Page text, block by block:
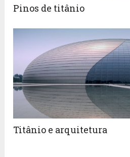
Pinos de titânio
Titânio e arquitetura